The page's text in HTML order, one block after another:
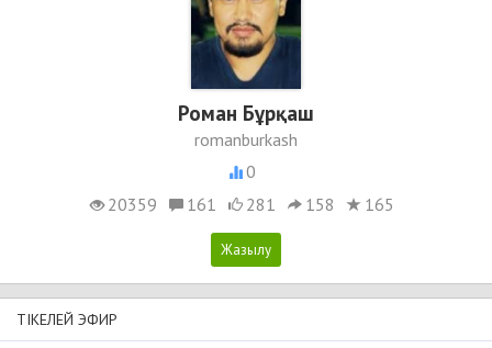
Роман Бұрқаш
romanburkash
0
20359
161 281 158 165
ТІКЕЛЕЙ ЭФИР